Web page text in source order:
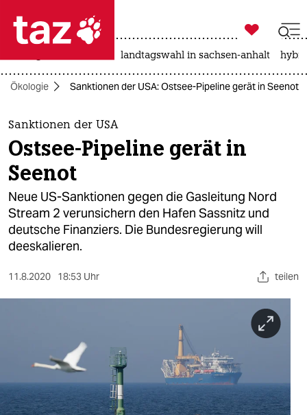
 taz zahl ich
taz zahl ich
themen
politik
öko
gesellschaft
kultur
sport
wahrheit
verlag

taz zahl ich
landtagswahl in sachsen-anhalt
Ökologie Sanktionen der USA: Ostsee-Pipeline gerät in Seenot
Sanktionen der USA
Ostsee-Pipeline gerät in
Seenot
Neue US-Sanktionen gegen die Gasleitung Nord
Stream 2 verunsichern den Hafen Sassnitz und
deutsche Finanziers. Die Bundesregierung will
deeskalieren.
11.8.2020 18:53 Uhr teilen